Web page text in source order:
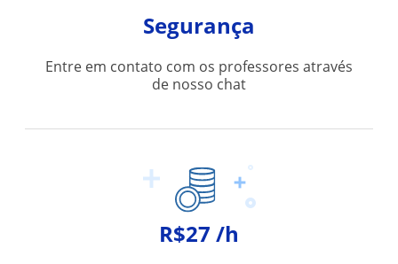
Segurança
Entre em contato com os professores através
de nosso chat
R$27 /h